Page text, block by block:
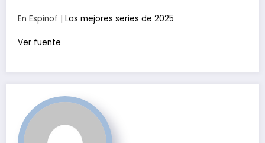
En Espinof | Las mejores series de 2025
Ver fuente